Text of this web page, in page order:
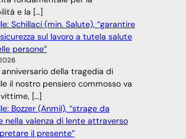
e la […]
Schillaci (min. Salute), “garantire
sul lavoro a tutela salute
persone”
anniversario della tragedia di
il nostro pensiero commosso va
[…]
Bozzer (Anmil), “strage da
nella valenza di lente attraverso
il presente”